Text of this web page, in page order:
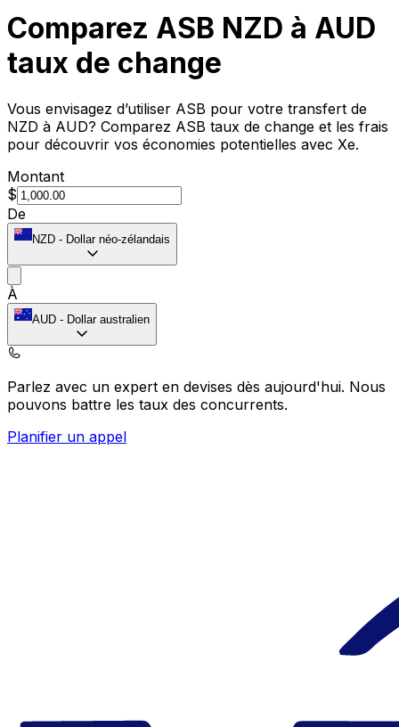
Comparez ASB NZD à AUD
taux de change
Vous envisagez d’utiliser ASB pour votre transfert de
NZD à AUD? Comparez ASB taux de change et les frais
pour découvrir vos économies potentielles avec Xe.
Montant
$
De
NZD - Dollar néo-zélandais
À
AUD - Dollar australien
Parlez avec un expert en devises dès aujourd'hui. Nous
pouvons battre les taux des concurrents.
Planifier un appel